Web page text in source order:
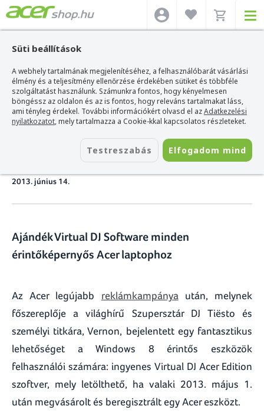
Süti beállítások
A webhely tartalmának megjelenítéséhez, a felhasználóbarát vásárlási
élmény és a teljesítmény ellenőrzése érdekében sütiket és többféle
szolgáltatást használunk. Számunkra fontos, hogy kényelmesen
böngéssz az oldalon és az is fontos, hogy releváns tartalmakat láss,
ami tényleg érdekel. További információkért olvasd el azAdatkezelési
nyilatkozatot, mely tartalmazza a Cookie-kkal kapcsolatos részleteket.
Testreszabás Elfogadom mind
Acer webshop>Hírek>Ajándék Virtual DJ Software minden érintőképernyős
Acer laptophoz
Ajándék Virtual DJ Software
minden érintőképernyős Acer
laptophoz
2013. június 14.
Ajándék Virtual DJ Software minden
érintőképernyős Acer laptophoz
Az Acer legújabb reklámkampánya után, melynek
főszereplője a világhírű Szupersztár DJ Tiësto és
személyi titkára, Vernon, bejelentett egy fantasztikus
lehetőséget a Windows 8 érintős eszközök
felhasználói számára: ingyenes Virtual DJ Acer Edition
szoftver, mely letölthető, ha valaki 2013. május 1.
után megvásárolt és beregisztrált egy Acer eszközt.